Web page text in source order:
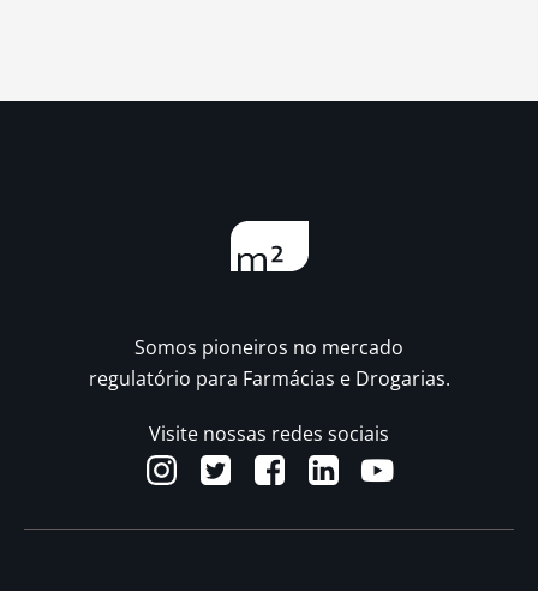
Somos pioneiros no mercado
regulatório para Farmácias e Drogarias.
Visite nossas redes sociais